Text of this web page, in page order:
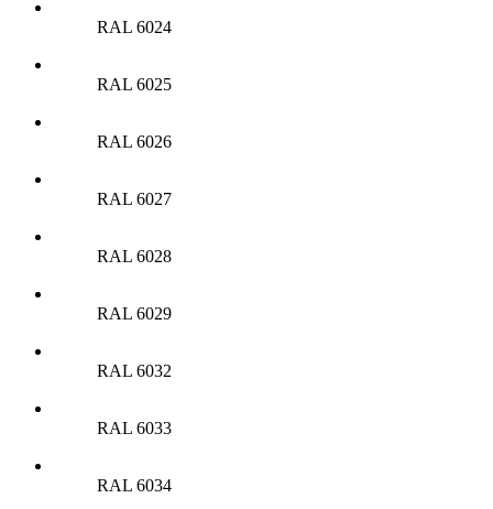
RAL 6024
RAL 6025
RAL 6026
RAL 6027
RAL 6028
RAL 6029
RAL 6032
RAL 6033
RAL 6034